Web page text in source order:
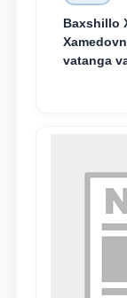
Baxshillo
vatanga